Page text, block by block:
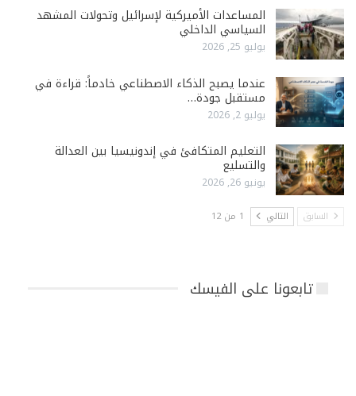
المساعدات الأميركية لإسرائيل وتحولات المشهد
السياسي الداخلي
يوليو 25, 2026
عندما يصبح الذكاء الاصطناعي خادماً: قراءة في
مستقبل جودة…
يوليو 2, 2026
التعليم المتكافئ في إندونيسيا بين العدالة
والتسليع
يونيو 26, 2026
السابق التالي 1 من 12
تابعونا على الفيسك